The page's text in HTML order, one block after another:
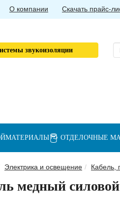
ОТДЕЛОЧНЫЕ
О компании Скачать прайс-
звукоизоляции
Электрика и освещение Кабель,
медный